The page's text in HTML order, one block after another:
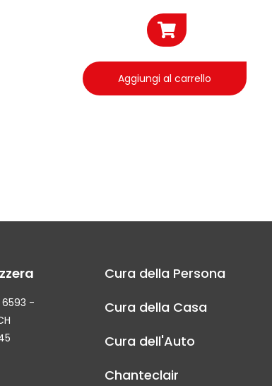
Aggiungi al carrello
-
Cura della Persona
Cura della Casa
Cura dell'Auto
Chanteclair